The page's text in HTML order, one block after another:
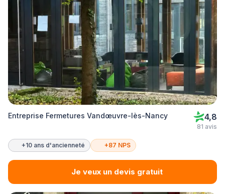
Entreprise Fermetures Vandœuvre-lès-Nancy 4,8
81 avis
+10 ans d'ancienneté +87 NPS
Je veux un devis gratuit